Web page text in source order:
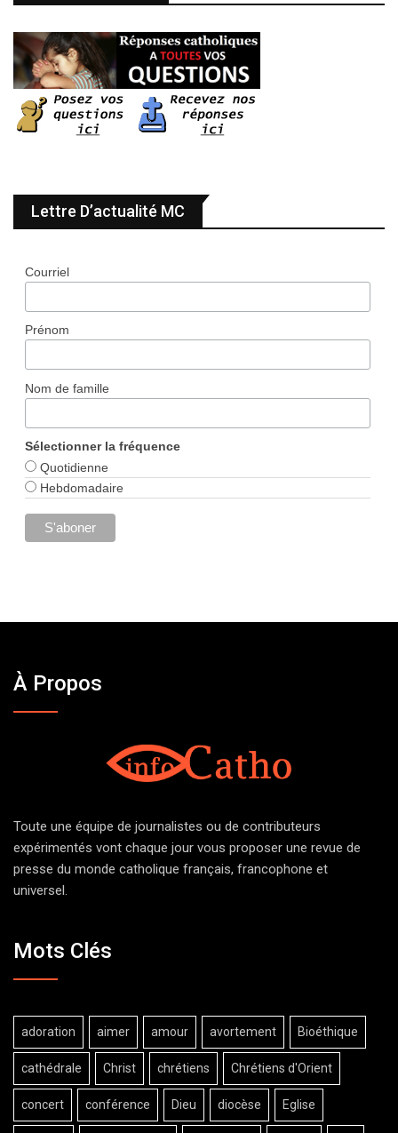
Lettre D’actualité MC
Courriel
Prénom
Nom de famille
Sélectionner la fréquence
Quotidienne
Hebdomadaire
À Propos
Toute une équipe de journalistes ou de contributeurs
expérimentés vont chaque jour vous proposer une revue de
presse du monde catholique français, francophone et
universel.
Mots Clés
adoration aimer amour avortement Bioéthique
cathédrale Christ chrétiens Chrétiens d'Orient
concert conférence Dieu diocèse Eglise